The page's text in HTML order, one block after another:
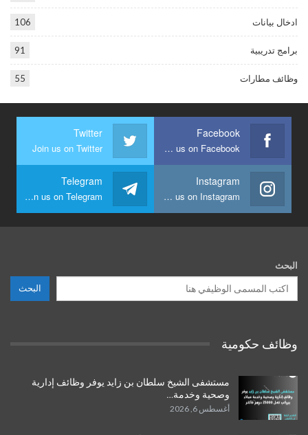
ادخال بيانات 106
برامج تدريبية 91
وظائف مطارات 55
Facebook
Join us on Facebook
Twitter
Join us on Twitter
Instagram
Join us on Instagram
Telegram
Join us on Telegram
البحث
البحث
وظائف حكومية
مستشفى الشيخ سلطان بن زايد يوفر وظائف إدارية
وصحية وخدمة…
أغسطس 6, 2026